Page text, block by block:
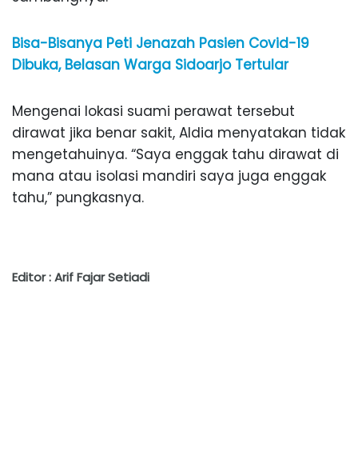
Bisa-Bisanya Peti Jenazah Pasien Covid-19
Dibuka, Belasan Warga Sidoarjo Tertular
Mengenai lokasi suami perawat tersebut
dirawat jika benar sakit, Aldia menyatakan tidak
mengetahuinya. “Saya enggak tahu dirawat di
mana atau isolasi mandiri saya juga enggak
tahu,” pungkasnya.
Editor : Arif Fajar Setiadi